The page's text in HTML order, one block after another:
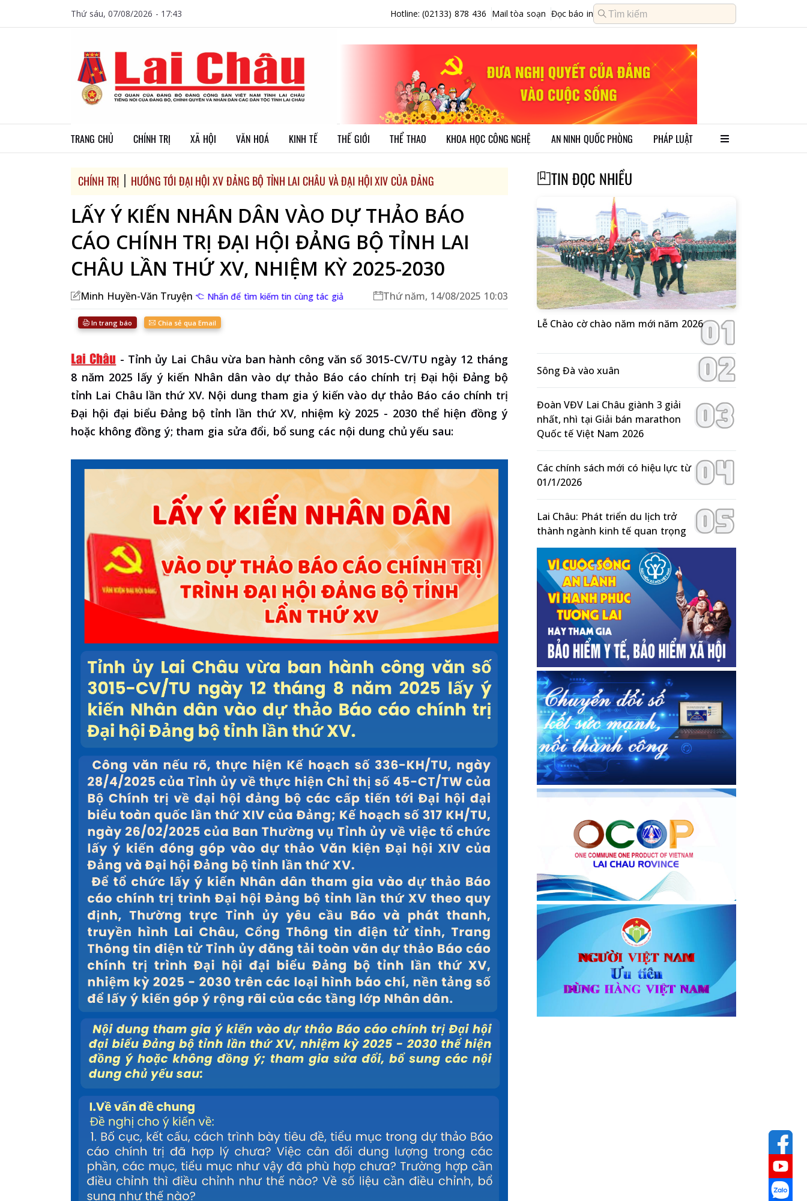
Thứ sáu, 07/08/2026 - 17:43 Hotline: (02133) 878 436 Mail tòa soạn Đọc báo in
TRANG CHỦ CHÍNH TRỊ XÃ HỘI VĂN HOÁ KINH TẾ THẾ GIỚI THỂ THAO KHOA HỌC CÔNG NGHỆ AN NINH QUỐC PHÒNG PHÁP LUẬT
CHÍNH TRỊ HƯỚNG TỚI ĐẠI HỘI XV ĐẢNG BỘ TỈNH LAI CHÂU VÀ ĐẠI HỘI XIV CỦA ĐẢNG
LẤY Ý KIẾN NHÂN DÂN VÀO DỰ THẢO BÁO
CÁO CHÍNH TRỊ ĐẠI HỘI ĐẢNG BỘ TỈNH LAI
CHÂU LẦN THỨ XV, NHIỆM KỲ 2025-2030
Minh Huyền-Văn Truyện Nhấn để tìm kiếm tin cùng tác giả Thứ năm, 14/08/2025 10:03
In trang báo Chia sẻ qua Email
- Tỉnh ủy Lai Châu vừa ban hành công văn số 3015-CV/TU ngày 12 tháng
8 năm 2025 lấy ý kiến Nhân dân vào dự thảo Báo cáo chính trị Đại hội Đảng bộ
tỉnh Lai Châu lần thứ XV. Nội dung tham gia ý kiến vào dự thảo Báo cáo chính trị
Đại hội đại biểu Đảng bộ tỉnh lần thứ XV, nhiệm kỳ 2025 - 2030 thể hiện đồng ý
hoặc không đồng ý; tham gia sửa đổi, bổ sung các nội dung chủ yếu sau:
TIN ĐỌC NHIỀU
Lễ Chào cờ chào năm mới năm 2026
Sông Đà vào xuân
Đoàn VĐV Lai Châu giành 3 giải
nhất, nhì tại Giải bán marathon
Quốc tế Việt Nam 2026
Các chính sách mới có hiệu lực từ
01/1/2026
Lai Châu: Phát triển du lịch trở
thành ngành kinh tế quan trọng